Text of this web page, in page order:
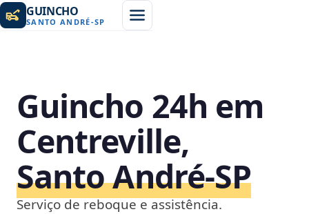
GUINCHO
SANTO ANDRÉ-SP
Guincho 24h em
Centreville,
Santo André‑SP
Serviço de reboque e assistência.